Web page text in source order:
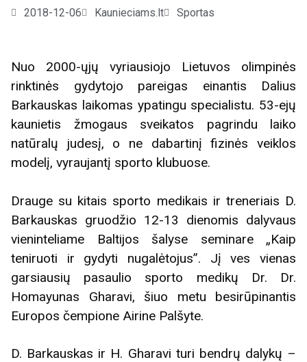
2018-12-06 Kaunieciams.lt Sportas
Nuo 2000-ųjų vyriausiojo Lietuvos olimpinės
rinktinės gydytojo pareigas einantis Dalius
Barkauskas laikomas ypatingu specialistu. 53-ejų
kaunietis žmogaus sveikatos pagrindu laiko
natūralų judesį, o ne dabartinį fizinės veiklos
modelį, vyraujantį sporto klubuose.
Drauge su kitais sporto medikais ir treneriais D.
Barkauskas gruodžio 12-13 dienomis dalyvaus
vieninteliame Baltijos šalyse seminare „Kaip
teniruoti ir gydyti nugalėtojus”. Jį ves vienas
garsiausių pasaulio sporto medikų Dr. Dr.
Homayunas Gharavi, šiuo metu besirūpinantis
Europos čempione Airine Palšyte.
D. Barkauskas ir H. Gharavi turi bendrų dalykų –